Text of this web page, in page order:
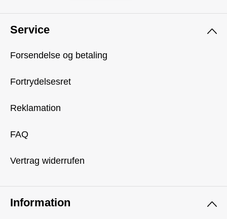
Service
Forsendelse og betaling
Fortrydelsesret
Reklamation
FAQ
Vertrag widerrufen
Information